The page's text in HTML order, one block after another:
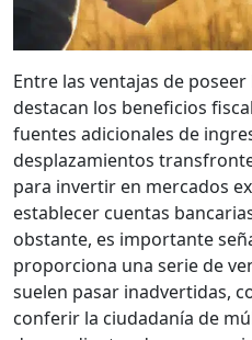
Entre las ventajas de
destacan los beneficios
fuentes adicionales de
desplazamientos
para invertir en mercados
establecer cuentas
obstante, es importante
proporciona una serie de
suelen pasar inadvertidas,
conferir la ciudadanía de